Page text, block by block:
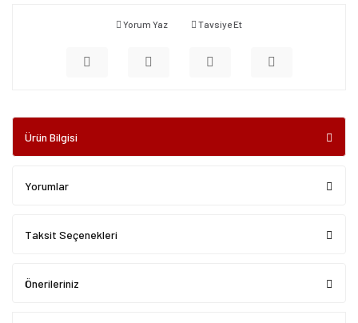
Yorum Yaz Tavsiye Et
Ürün Bilgisi
Yorumlar
Taksit Seçenekleri
Önerileriniz